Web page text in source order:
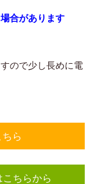
合があります
ので少し長めに電
ら
ちらから